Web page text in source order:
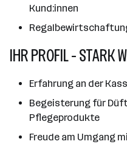
Kund:innen
IHR PROFIL - STARK
Erfahrung an der
Begeisterung für
Pflegeprodukte
Freude am Umgang